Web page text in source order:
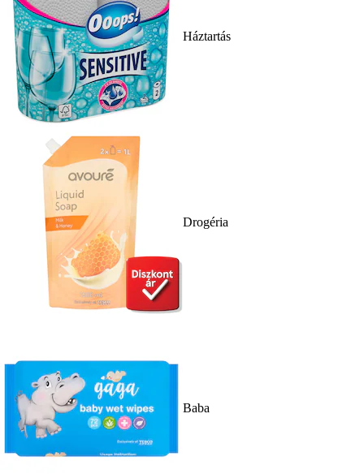
Háztartás
Drogéria
Baba